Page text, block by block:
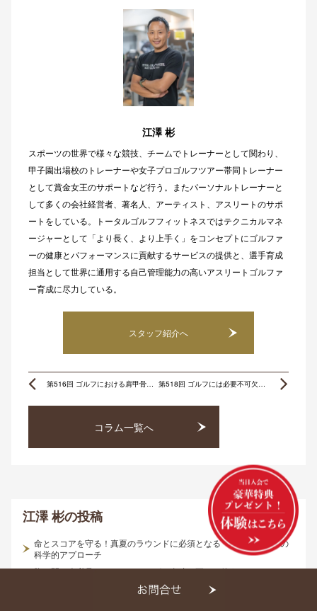
江澤 彬
スポーツの世界で様々な競技、チームでトレーナーとして関わり、
甲子園出場校のトレーナーや女子プロゴルフツアー帯同トレーナー
として賞金女王のサポートなど行う。またパーソナルトレーナーと
して多くの会社経営者、著名人、アーティスト、アスリートのサポ
ートをしている。トータルゴルフフィットネスではテクニカルマネ
ージャーとして「より長く、より上手く」をコンセプトにゴルファ
ーの健康とパフォーマンスに貢献するサービスの提供と、選手育成
担当として世界に通用する自己管理能力の高いアスリートゴルファ
ー育成に尽力している。
スタッフ紹介へ
Prev 第516回 ゴルフにおける肩甲骨の動きとは？ 第518回 ゴルフには必要不可欠！簡単下半身トレーニング
コラム一覧へ
江澤 彬の投稿
命とスコアを守る！真夏のラウンドに必須となる「補水と栄養」の
科学的アプローチ
胸が開く人必見！バックスイングで右膝を正しく使うだけでスイン
ゴルフとクワイエットアイ〜静かな視線がパフォーマンスを変え